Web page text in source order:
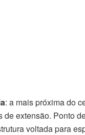
: a mais próxima do
de extensão. Ponto
voltada para